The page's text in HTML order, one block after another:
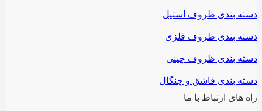
دسته بندی ظروف استیل
دسته بندی ظروف فلزی
دسته بندی ظروف چینی
دسته بندی قاشق و چنگال
راه های ارتباط با ما